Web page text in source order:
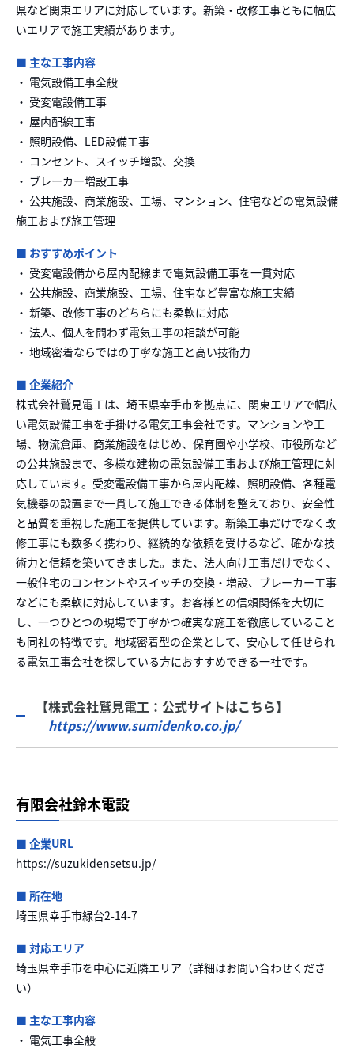
県など関東エリアに対応しています。新築・改修工事ともに幅広
いエリアで施工実績があります。
■ 主な工事内容
・ 電気設備工事全般
・ 受変電設備工事
・ 屋内配線工事
・ 照明設備、LED設備工事
・ コンセント、スイッチ増設、交換
・ ブレーカー増設工事
・ 公共施設、商業施設、工場、マンション、住宅などの電気設備
施工および施工管理
■ おすすめポイント
・ 受変電設備から屋内配線まで電気設備工事を一貫対応
・ 公共施設、商業施設、工場、住宅など豊富な施工実績
・ 新築、改修工事のどちらにも柔軟に対応
・ 法人、個人を問わず電気工事の相談が可能
・ 地域密着ならではの丁寧な施工と高い技術力
■ 企業紹介
株式会社鷲見電工は、埼玉県幸手市を拠点に、関東エリアで幅広
い電気設備工事を手掛ける電気工事会社です。マンションや工
場、物流倉庫、商業施設をはじめ、保育園や小学校、市役所など
の公共施設まで、多様な建物の電気設備工事および施工管理に対
応しています。受変電設備工事から屋内配線、照明設備、各種電
気機器の設置まで一貫して施工できる体制を整えており、安全性
と品質を重視した施工を提供しています。新築工事だけでなく改
修工事にも数多く携わり、継続的な依頼を受けるなど、確かな技
術力と信頼を築いてきました。また、法人向け工事だけでなく、
一般住宅のコンセントやスイッチの交換・増設、ブレーカー工事
などにも柔軟に対応しています。お客様との信頼関係を大切に
し、一つひとつの現場で丁寧かつ確実な施工を徹底していること
も同社の特徴です。地域密着型の企業として、安心して任せられ
る電気工事会社を探している方におすすめできる一社です。
【株式会社鷲見電工：公式サイトはこちら】
https://www.sumidenko.co.jp/
有限会社鈴木電設
■ 企業URL
https://suzukidensetsu.jp/
■ 所在地
埼玉県幸手市緑台2-14-7
■ 対応エリア
埼玉県幸手市を中心に近隣エリア（詳細はお問い合わせくださ
い）
■ 主な工事内容
・ 電気工事全般